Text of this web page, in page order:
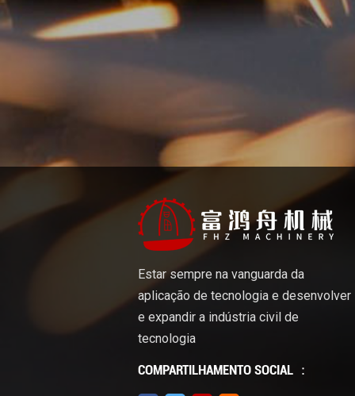
Estar sempre na vanguarda da
aplicação de tecnologia e desenvolver
e expandir a indústria civil de
tecnologia
COMPARTILHAMENTO SOCIAL ：